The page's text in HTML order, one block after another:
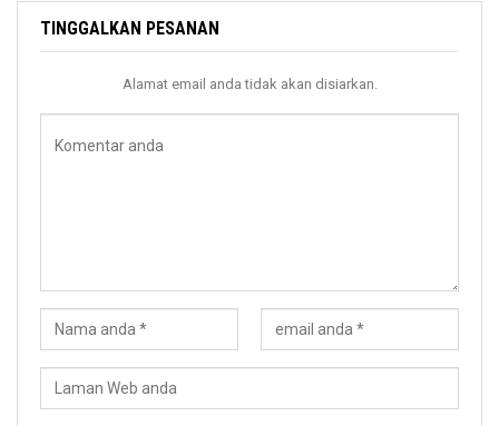
TINGGALKAN PESANAN
Alamat email anda tidak akan disiarkan.